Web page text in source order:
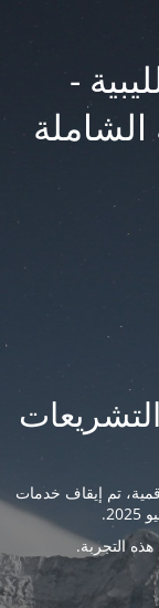
-
الشاملة
تم إيقاف خدمات
التجربة.